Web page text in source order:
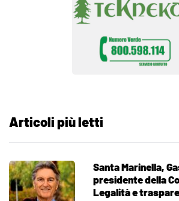
Articoli più letti
Santa Marinella,
presidente della
Legalità e